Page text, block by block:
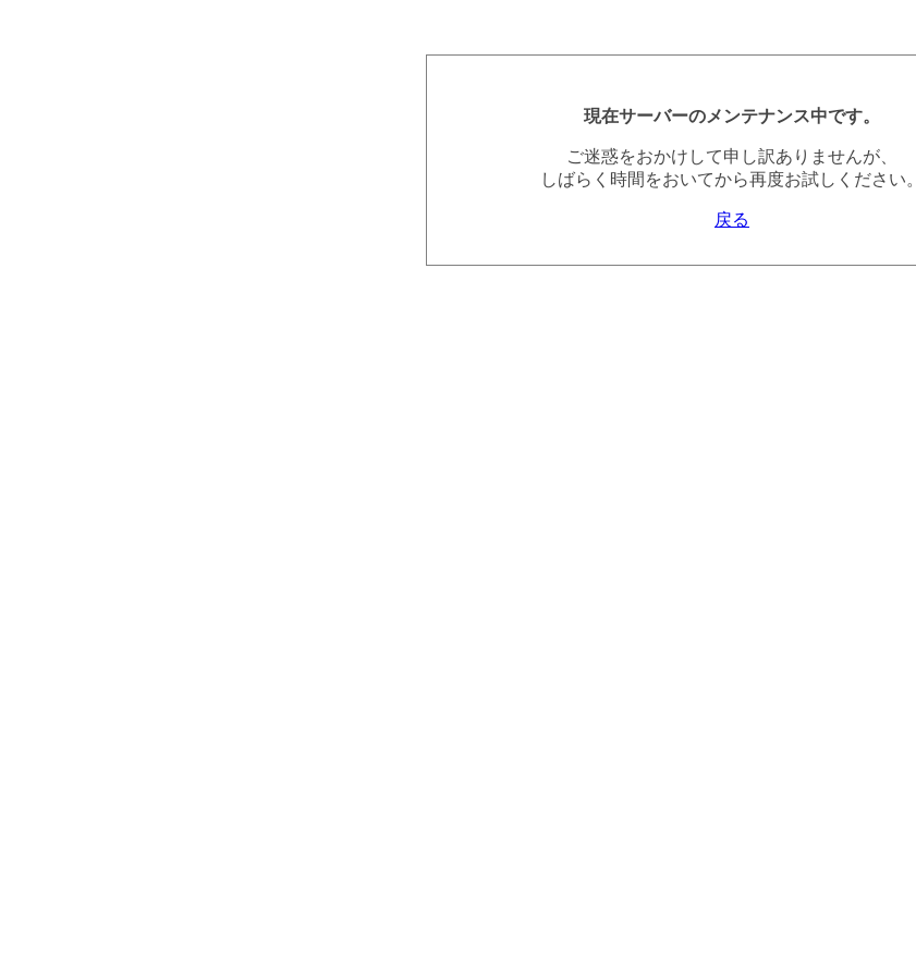
現在サーバーのメンテナンス中です。
ご迷惑をおかけして申し訳ありませんが、
しばらく時間をおいてから再度お試しください。
戻る